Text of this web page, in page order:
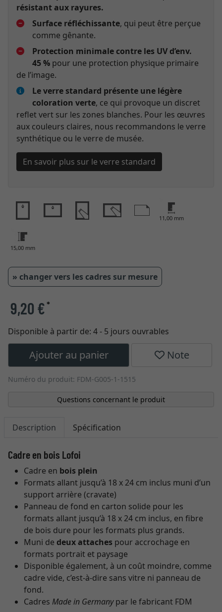
résistant aux rayures.
Surface réfléchissante, qui peut être perçue
comme gênante.
Protection minimale contre les UV d’env.
45 % pour une protection physique primaire
de l’image.
Le verre standard présente une légère
coloration verte, ce qui provoque un discret
reflet vert sur les zones blanches. Pour les œuvres
aux couleurs claires, nous recommandons le verre
synthétique ou le verre de musée.
En savoir plus sur le verre standard
11,00 mm
15,00 mm
» changer vers les cadres sur mesure
9,20 €*
Disponible à partir de: 4 - 5 jours ouvrables
Ajouter au panier Note
Numéro du produit: FDM-G005-1-1515
Questions concernant le produit
Description Spécification
Cadre en bois Lofoi
Cadre en bois plein
Formats allant jusqu’à 18 x 24 cm inclus muni d’un
support arrière (cravate)
Panneau de fond en carton solide pour les
formats allant jusqu’à 18 x 24 cm inclus, en fibre
de bois dure pour les formats plus grands.
Muni de deux attaches pour accrochage en
formats portrait et paysage
Disponible également, à un coût moindre, comme
cadre vide, c’est-à-dire sans vitre ni panneau de
fond.
Cadres Made in Germanypar le fabricant FDM